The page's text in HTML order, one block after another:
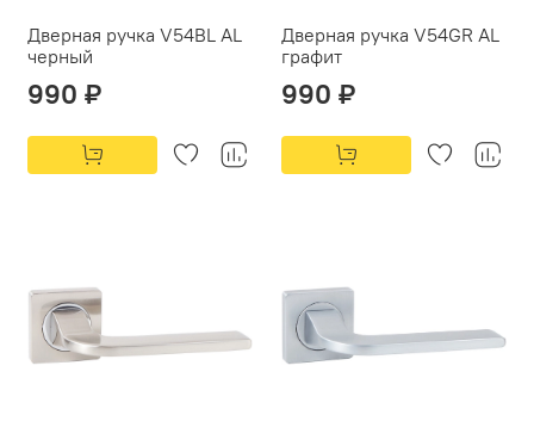
Дверная ручка V54BL AL
черный
990 ₽
Дверная ручка V54GR AL
графит
990 ₽